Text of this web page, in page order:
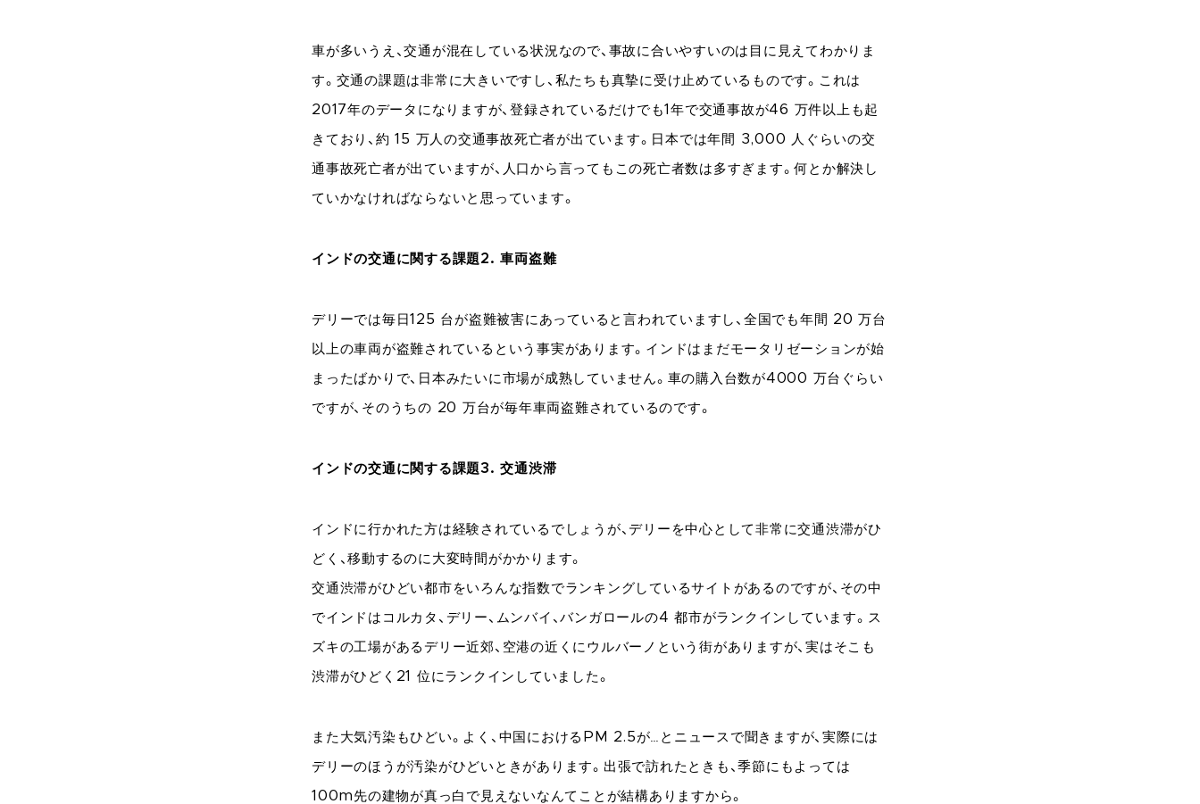
車が多いうえ、交通が混在している状況なので、事故に合いやすいのは目に見えてわかりま
す。交通の課題は非常に大きいですし、私たちも真摯に受け止めているものです。これは
2017年のデータになりますが、登録されているだけでも1年で交通事故が46 万件以上も起
きており、約 15 万人の交通事故死亡者が出ています。日本では年間 3,000 人ぐらいの交
通事故死亡者が出ていますが、人口から言ってもこの死亡者数は多すぎます。何とか解決し
ていかなければならないと思っています。
インドの交通に関する課題2. 車両盗難
デリーでは毎日125 台が盗難被害にあっていると言われていますし、全国でも年間 20 万台
以上の車両が盗難されているという事実があります。インドはまだモータリゼーションが始
まったばかりで、日本みたいに市場が成熟していません。車の購入台数が4000 万台ぐらい
ですが、そのうちの 20 万台が毎年車両盗難されているのです。
インドの交通に関する課題3. 交通渋滞
インドに行かれた方は経験されているでしょうが、デリーを中心として非常に交通渋滞がひ
どく、移動するのに大変時間がかかります。
交通渋滞がひどい都市をいろんな指数でランキングしているサイトがあるのですが、その中
でインドはコルカタ、デリー、ムンバイ、バンガロールの4 都市がランクインしています。ス
ズキの工場があるデリー近郊、空港の近くにウルバーノという街がありますが、実はそこも
渋滞がひどく21 位にランクインしていました。
また大気汚染もひどい。よく、中国におけるPM 2.5が…とニュースで聞きますが、実際には
デリーのほうが汚染がひどいときがあります。出張で訪れたときも、季節にもよっては
100m先の建物が真っ白で見えないなんてことが結構ありますから。